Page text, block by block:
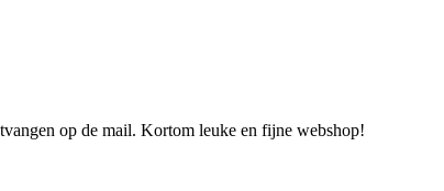
op de mail. Kortom leuke en fijne webshop!